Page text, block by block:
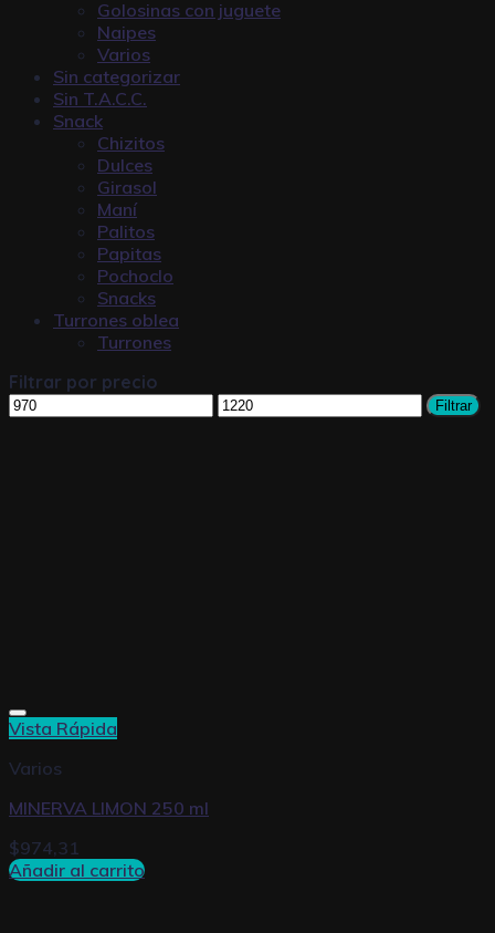
Golosinas con juguete
Naipes
Varios
Sin categorizar
Sin T.A.C.C.
Snack
Chizitos
Dulces
Girasol
Maní
Palitos
Papitas
Pochoclo
Snacks
Turrones oblea
Turrones
Filtrar por precio
Filtrar
Vista Rápida
Varios
MINERVA LIMON 250 ml
$974,31
Añadir al carrito